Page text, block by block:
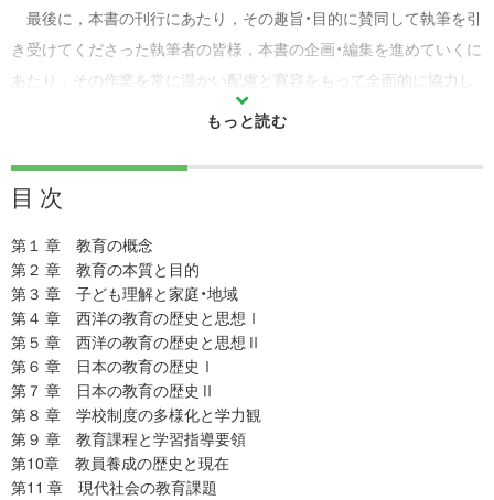
最後に，本書の刊行にあたり，その趣旨・目的に賛同して執筆を引
き受けてくださった執筆者の皆様，本書の企画・編集を進めていくに
あたり，その作業を常に温かい配慮と寛容をもって全面的に協力し
てくださった建帛社編集部の方々に深甚の謝意を表したい。
編著者 佐藤 環
目 次
第１ 章 教育の概念
第２ 章 教育の本質と目的
第３ 章 子ども理解と家庭・地域
第４ 章 西洋の教育の歴史と思想Ⅰ
第５ 章 西洋の教育の歴史と思想Ⅱ
第６ 章 日本の教育の歴史Ⅰ
第７ 章 日本の教育の歴史Ⅱ
第８ 章 学校制度の多様化と学力観
第９ 章 教育課程と学習指導要領
第10章 教員養成の歴史と現在
第11 章 現代社会の教育課題